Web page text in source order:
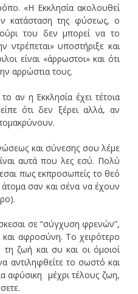
«Η Εκκλησία ακολουθεί
κατάσταση της φύσεως, ο
του δεν μπορεί να το
ντρέπεται» υποστήριξε και
είναι «άρρωστοι» και ότι
αρρώστια τους.
αν η Εκκλησία έχει τέτοια
ότι δεν ξέρει αλλά, αν
και σύνεσης σου λέμε
αυτά που λες εσύ. Πολύ
πως εκπροσωπείς το θεό
σαν και σένα να έχουν
σε “σύγχυση φρενών”,
αφροσύνη. Το χειρότερο
τη ζωή και συ και οι όμοιοί
αντιληφθείτε το σωστό και
αφύσικη μέχρι τέλους ζωη,